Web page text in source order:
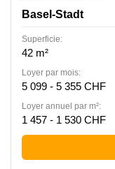
Basel-Stadt
Superficie:
42 m²
Loyer par mois:
5 099 - 5 355 CHF
Loyer annuel par m²:
1 457 - 1 530 CHF